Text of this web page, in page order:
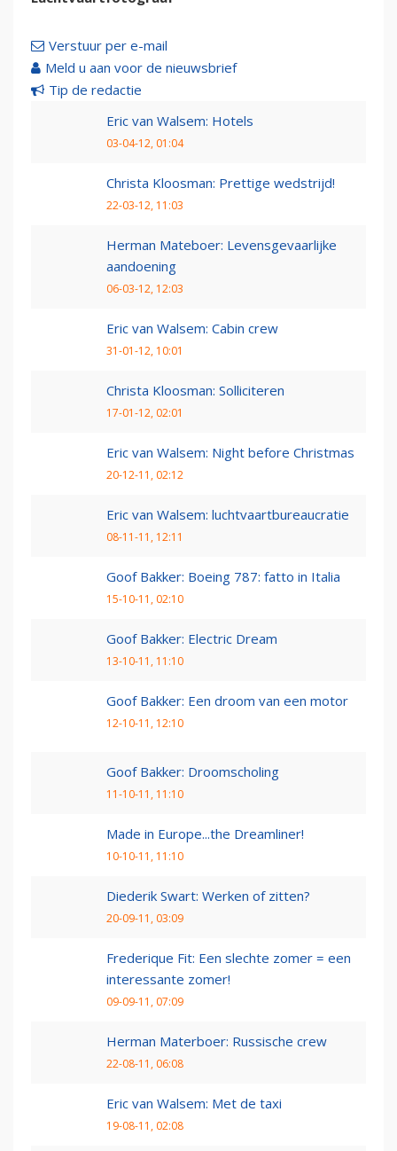
Verstuur per e-mail
Meld u aan voor de nieuwsbrief
Tip de redactie
Eric van Walsem: Hotels
03-04-12, 01:04
Christa Kloosman: Prettige wedstrijd!
22-03-12, 11:03
Herman Mateboer: Levensgevaarlijke
aandoening
06-03-12, 12:03
Eric van Walsem: Cabin crew
31-01-12, 10:01
Christa Kloosman: Solliciteren
17-01-12, 02:01
Eric van Walsem: Night before Christmas
20-12-11, 02:12
Eric van Walsem: luchtvaartbureaucratie
08-11-11, 12:11
Goof Bakker: Boeing 787: fatto in Italia
15-10-11, 02:10
Goof Bakker: Electric Dream
13-10-11, 11:10
Goof Bakker: Een droom van een motor
12-10-11, 12:10
Goof Bakker: Droomscholing
11-10-11, 11:10
Made in Europe...the Dreamliner!
10-10-11, 11:10
Diederik Swart: Werken of zitten?
20-09-11, 03:09
Frederique Fit: Een slechte zomer = een
interessante zomer!
09-09-11, 07:09
Herman Materboer: Russische crew
22-08-11, 06:08
Eric van Walsem: Met de taxi
19-08-11, 02:08